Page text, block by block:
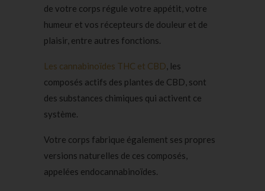
de votre corps régule votre appétit, votre
humeur et vos récepteurs de douleur et de
plaisir, entre autres fonctions.
Les cannabinoïdes THC et CBD, les
composés actifs des plantes de CBD, sont
des substances chimiques qui activent ce
système.
Votre corps fabrique également ses propres
versions naturelles de ces composés,
appelées endocannabinoïdes.